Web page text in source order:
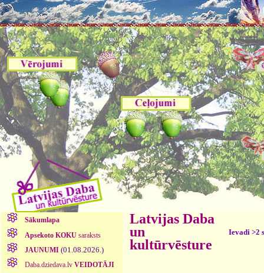
Sākumlapa
Apsekoto KOKUsaraksts
JAUNUMI (01.08.2026.)
Daba.dziedava.lv VEIDOTĀJI
Latvijas Daba
un
kultūrvēsture
Ievadi >2